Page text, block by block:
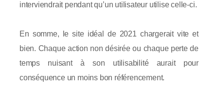
interviendrait pendant qu’un utilisateur utilise celle-ci.
En somme, le site idéal de 2021 chargerait vite et
bien. Chaque action non désirée ou chaque perte de
temps nuisant à son utilisabilité aurait pour
conséquence un moins bon référencement.